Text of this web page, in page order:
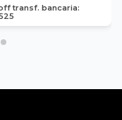
transf. bancaria: